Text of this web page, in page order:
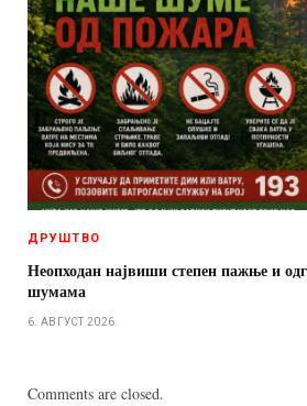
ДРУШТВО
Неопходан највиши степен пажње и
шумама
6. АВГУСТ 2026.
Comments are closed.